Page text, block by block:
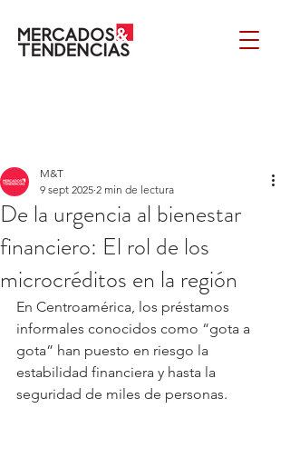
De la urgencia al bienestar
financiero: El rol de los
microcréditos en la región
M&T
9 sept 2025 2 min de lectura
En Centroamérica, los préstamos
informales conocidos como “gota a
gota” han puesto en riesgo la
estabilidad financiera y hasta la
seguridad de miles de personas.